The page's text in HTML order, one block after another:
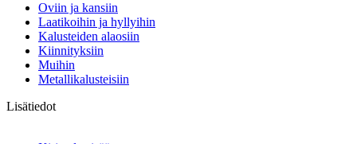
Oviin ja kansiin
Laatikoihin ja hyllyihin
Kalusteiden alaosiin
Kiinnityksiin
Muihin
Metallikalusteisiin
Lisätiedot